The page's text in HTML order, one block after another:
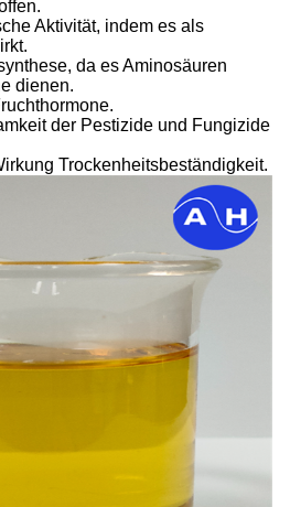
Aktivität, indem es als
da es Aminosäuren
dienen.
der Pestizide und Fungizide
Trockenheitsbeständigkeit.